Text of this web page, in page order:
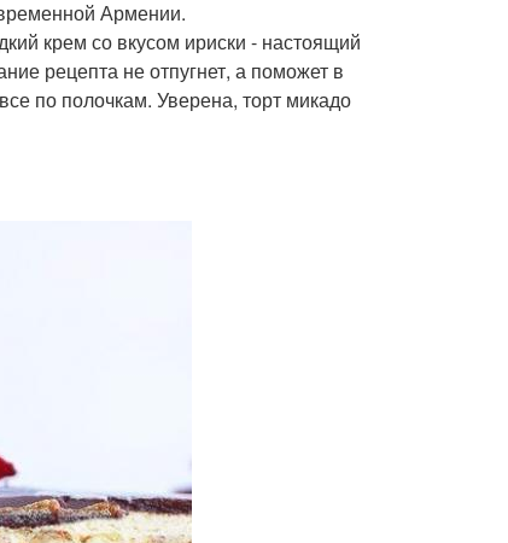
Армении.
крем со вкусом ириски - настоящий
рецепта не отпугнет, а поможет в
по полочкам. Уверена, торт микадо